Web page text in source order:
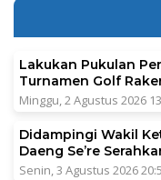
Lakukan Pukulan
Turnamen Golf
Minggu, 2 Agustus 2026
Didampingi Wakil
Daeng Se’re
Senin, 3 Agustus 2026